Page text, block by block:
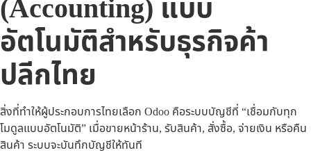
(Accounting) แบบ
อัตโนมัติสำหรับธุรกิจค้า
ปลีกไทย
สิ่งที่ทำให้ผู้ประกอบการไทยเลือก Odoo คือระบบบัญชีที่ “เชื่อมกับทุก
โมดูลแบบอัตโนมัติ” เมื่อขายหน้าร้าน, รับสินค้า, สั่งซื้อ, จ่ายเงิน หรือคืน
สินค้า ระบบจะบันทึกบัญชีให้ทันที